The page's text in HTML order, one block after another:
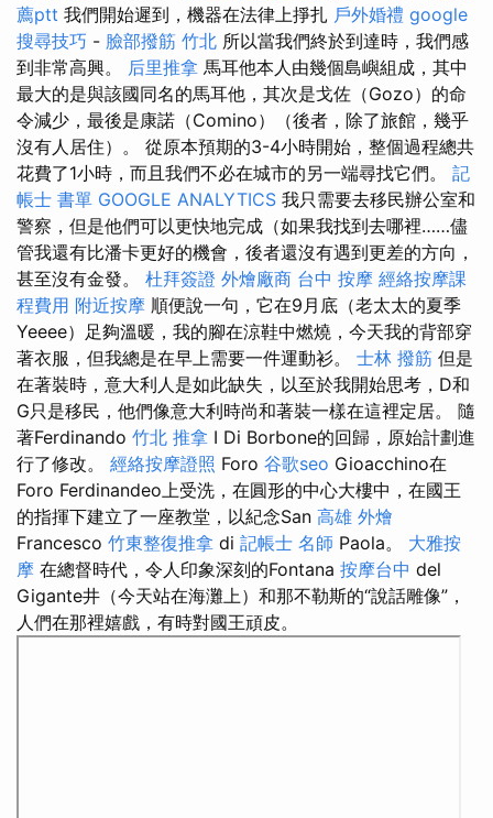
薦ptt 我們開始遲到，機器在法律上掙扎 戶外婚禮 google
搜尋技巧 - 臉部撥筋 竹北 所以當我們終於到達時，我們感
到非常高興。 后里推拿 馬耳他本人由幾個島嶼組成，其中
最大的是與該國同名的馬耳他，其次是戈佐（Gozo）的命
令減少，最後是康諾（Comino）（後者，除了旅館，幾乎
沒有人居住）。 從原本預期的3-4小時開始，整個過程總共
花費了1小時，而且我們不必在城市的另一端尋找它們。 記
帳士 書單 GOOGLE ANALYTICS 我只需要去移民辦公室和
警察，但是他們可以更快地完成（如果我找到去哪裡……儘
管我還有比潘卡更好的機會，後者還沒有遇到更差的方向，
甚至沒有金發。 杜拜簽證 外燴廠商 台中 按摩 經絡按摩課
程費用 附近按摩 順便說一句，它在9月底（老太太的夏季
Yeeee）足夠溫暖，我的腳在涼鞋中燃燒，今天我的背部穿
著衣服，但我總是在早上需要一件運動衫。 士林 撥筋 但是
在著裝時，意大利人是如此缺失，以至於我開始思考，D和
G只是移民，他們像意大利時尚和著裝一樣在這裡定居。 隨
著Ferdinando 竹北 推拿 I Di Borbone的回歸，原始計劃進
行了修改。 經絡按摩證照 Foro 谷歌seo Gioacchino在
Foro Ferdinandeo上受洗，在圓形的中心大樓中，在國王
的指揮下建立了一座教堂，以紀念San 高雄 外燴
Francesco 竹東整復推拿 di 記帳士 名師 Paola。 大雅按
摩 在總督時代，令人印象深刻的Fontana 按摩台中 del
Gigante井（今天站在海灘上）和那不勒斯的“說話雕像”，
人們在那裡嬉戲，有時對國王頑皮。